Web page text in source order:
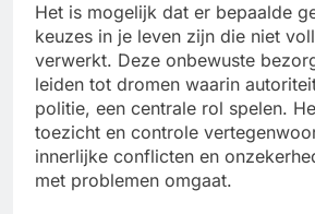
Het is mogelijk dat er bepaalde
keuzes in je leven zijn die niet
verwerkt. Deze onbewuste
leiden tot dromen waarin
politie, een centrale rol spelen.
toezicht en controle
innerlijke conflicten en
met problemen omgaat.